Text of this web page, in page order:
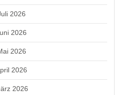
2026
2026
2026
2026
2026